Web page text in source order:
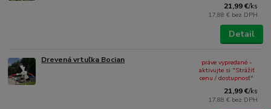
21,99 €/ks
17,88 € bez DPH
Detail
Drevená vrtuľka Bocian
21,99 €/ks
17,88 € bez DPH
práve vypredané -
aktivujte si "Strážiť
cenu / dostupnosť"